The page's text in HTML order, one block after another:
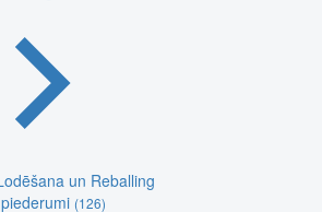
un Reballing
(126)